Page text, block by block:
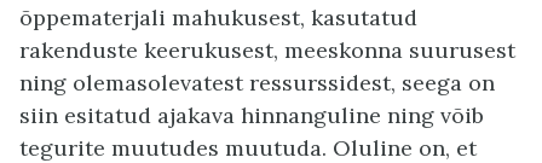
õppematerjali mahukusest, kasutatud
rakenduste keerukusest, meeskonna suurusest
ning olemasolevatest ressurssidest, seega on
siin esitatud ajakava hinnanguline ning võib
tegurite muutudes muutuda. Oluline on, et